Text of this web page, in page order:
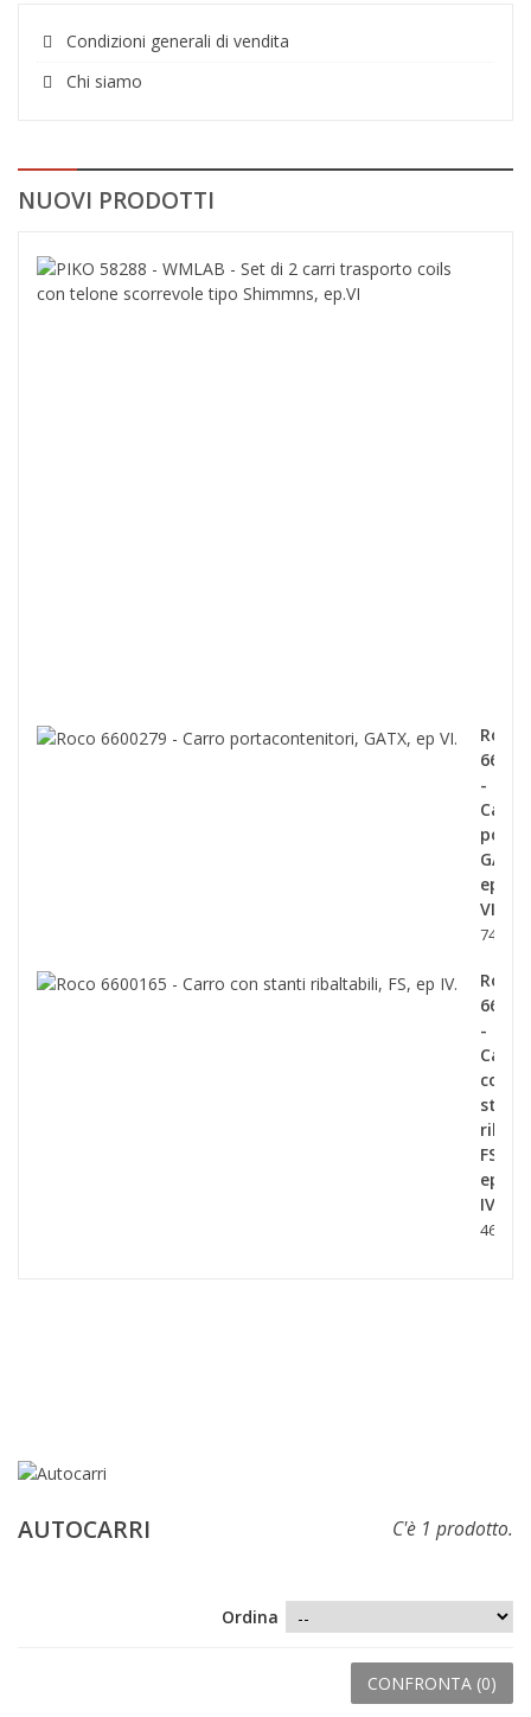
Condizioni generali di vendita
Chi siamo
NUOVI PRODOTTI
Roco
-
Carro
GATX,
ep
VI.
74,90 €
Roco
-
Carro
con
stanti
FS,
ep
IV.
46,90 €
AUTOCARRI C'è 1 prodotto.
Ordina
CONFRONTA (0)